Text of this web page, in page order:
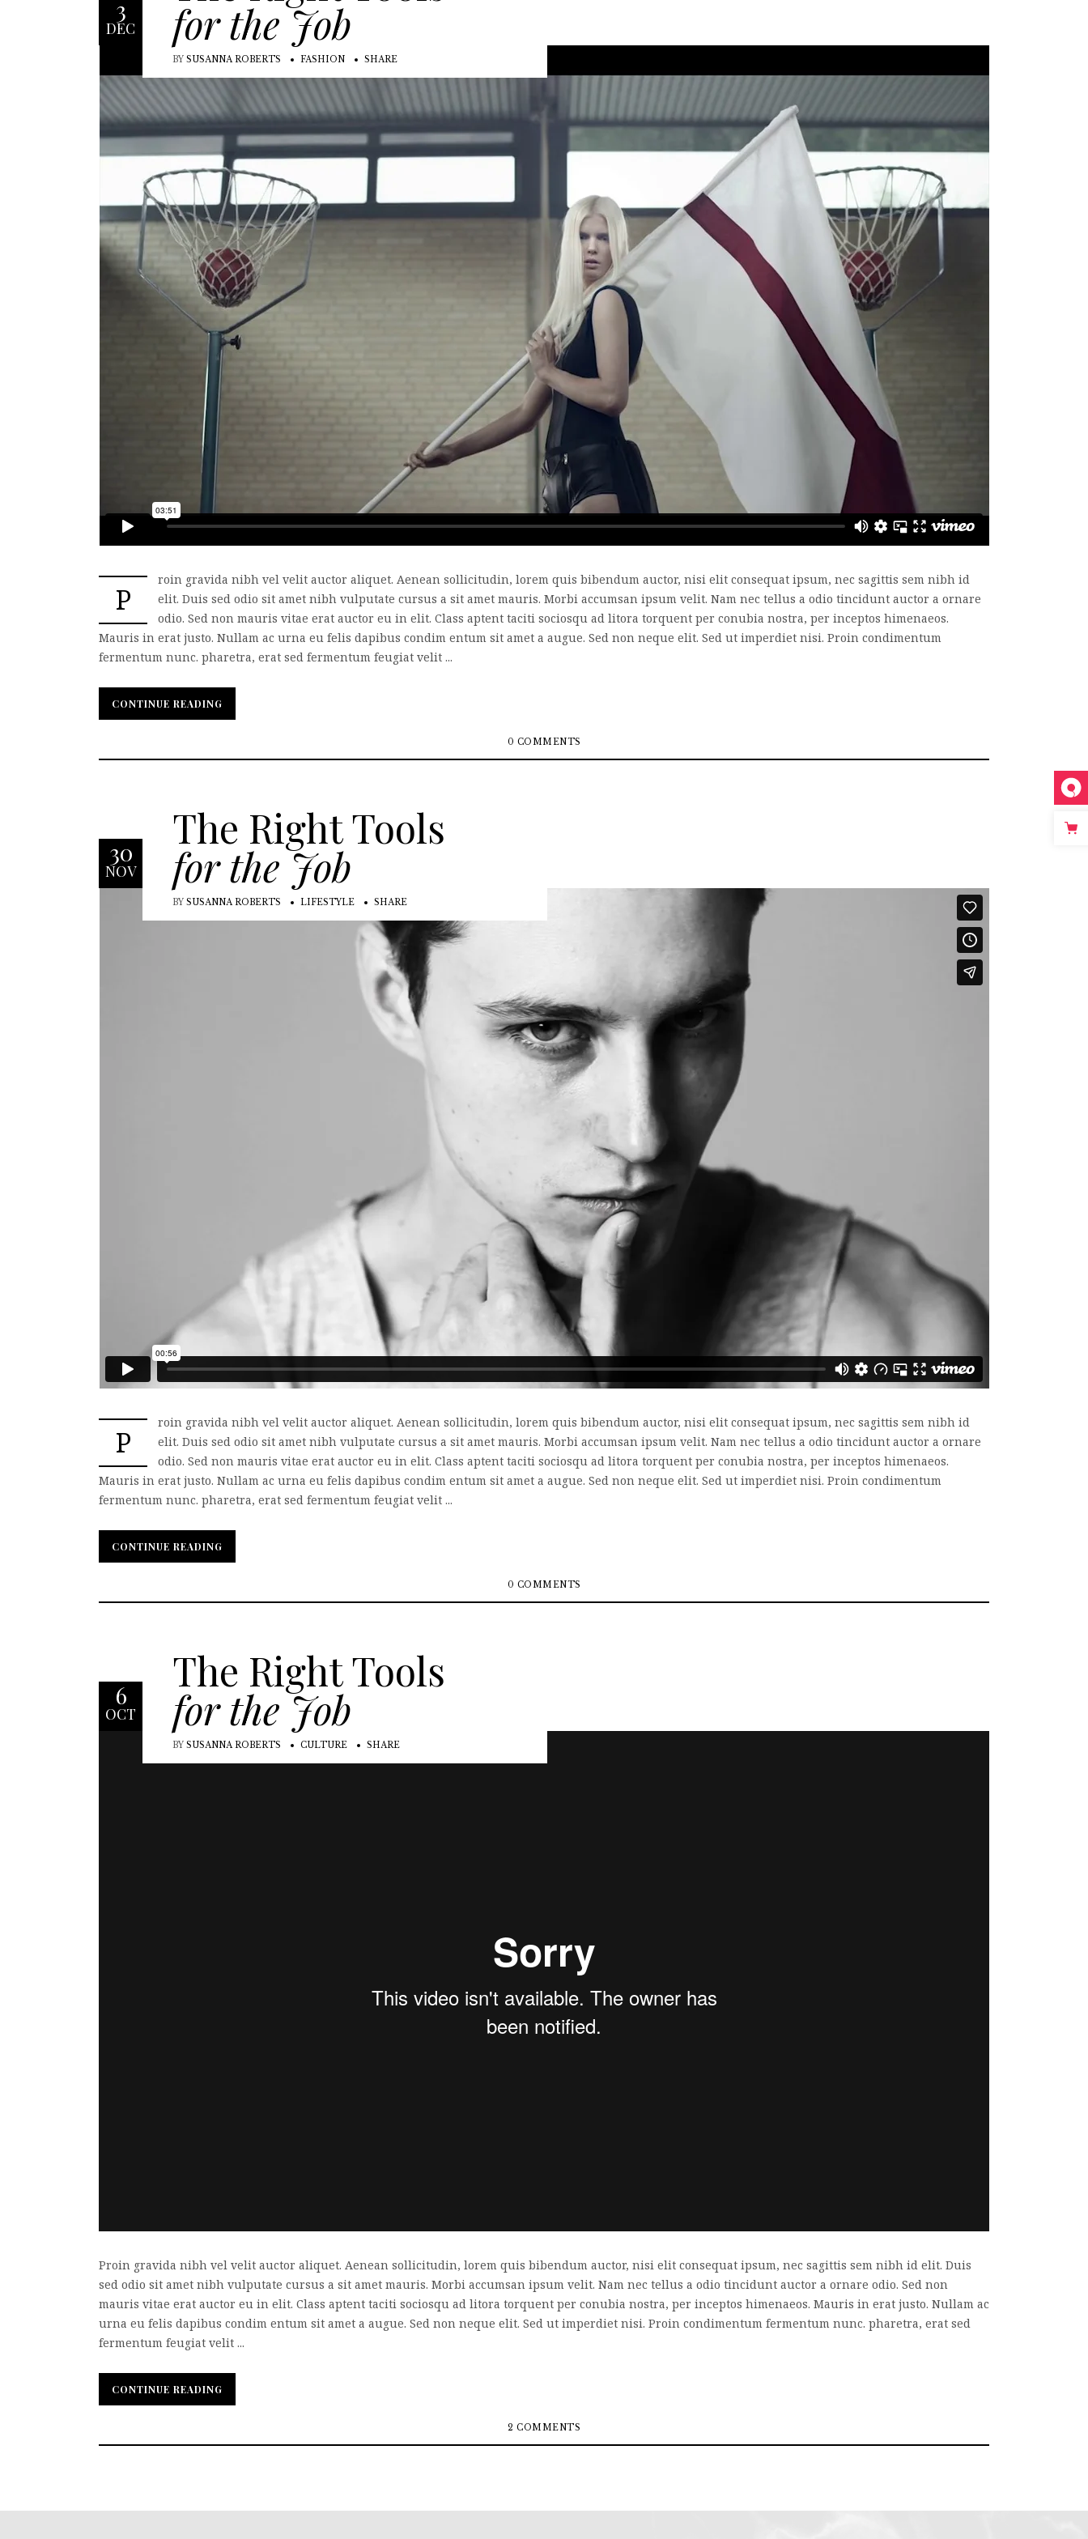
3
DEC for the Job
BY SUSANNA ROBERTS FASHION SHARE
P
roin gravida nibh vel velit auctor aliquet. Aenean sollicitudin, lorem quis bibendum auctor, nisi elit consequat ipsum, nec sagittis sem nibh id
elit. Duis sed odio sit amet nibh vulputate cursus a sit amet mauris. Morbi accumsan ipsum velit. Nam nec tellus a odio tincidunt auctor a ornare
odio. Sed non mauris vitae erat auctor eu in elit. Class aptent taciti sociosqu ad litora torquent per conubia nostra, per inceptos himenaeos.
Mauris in erat justo. Nullam ac urna eu felis dapibus condim entum sit amet a augue. Sed non neque elit. Sed ut imperdiet nisi. Proin condimentum
fermentum nunc. pharetra, erat sed fermentum feugiat velit ...
CONTINUE READING
CONTINUE READING
0 COMMENTS
30
NOV
The Right Tools
for the Job
BY SUSANNA ROBERTS LIFESTYLE SHARE
P
roin gravida nibh vel velit auctor aliquet. Aenean sollicitudin, lorem quis bibendum auctor, nisi elit consequat ipsum, nec sagittis sem nibh id
elit. Duis sed odio sit amet nibh vulputate cursus a sit amet mauris. Morbi accumsan ipsum velit. Nam nec tellus a odio tincidunt auctor a ornare
odio. Sed non mauris vitae erat auctor eu in elit. Class aptent taciti sociosqu ad litora torquent per conubia nostra, per inceptos himenaeos.
Mauris in erat justo. Nullam ac urna eu felis dapibus condim entum sit amet a augue. Sed non neque elit. Sed ut imperdiet nisi. Proin condimentum
fermentum nunc. pharetra, erat sed fermentum feugiat velit ...
CONTINUE READING
CONTINUE READING
0 COMMENTS
6
OCT
The Right Tools
for the Job
BY SUSANNA ROBERTS CULTURE SHARE
Proin gravida nibh vel velit auctor aliquet. Aenean sollicitudin, lorem quis bibendum auctor, nisi elit consequat ipsum, nec sagittis sem nibh id elit. Duis
sed odio sit amet nibh vulputate cursus a sit amet mauris. Morbi accumsan ipsum velit. Nam nec tellus a odio tincidunt auctor a ornare odio. Sed non
mauris vitae erat auctor eu in elit. Class aptent taciti sociosqu ad litora torquent per conubia nostra, per inceptos himenaeos. Mauris in erat justo. Nullam ac
urna eu felis dapibus condim entum sit amet a augue. Sed non neque elit. Sed ut imperdiet nisi. Proin condimentum fermentum nunc. pharetra, erat sed
fermentum feugiat velit ...
CONTINUE READING
CONTINUE READING
2 COMMENTS